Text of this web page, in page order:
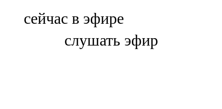
Болгар
сейчас в эфире
слушать эфир